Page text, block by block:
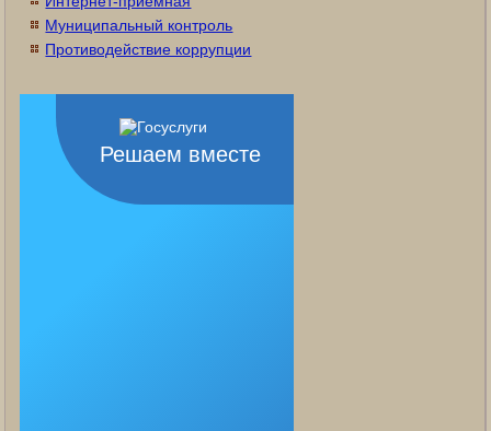
Муниципальный контроль
Противодействие коррупции
Решаем вместе